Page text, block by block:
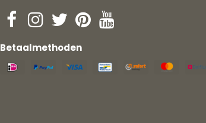
Betaalmethoden